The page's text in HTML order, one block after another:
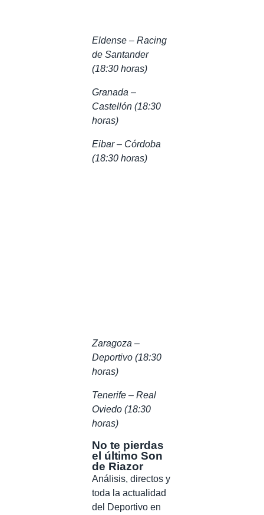
Eldense – Racing
de Santander
(18:30 horas)
Granada –
Castellón (18:30
horas)
Eibar – Córdoba
(18:30 horas)
Zaragoza –
Deportivo (18:30
horas)
Tenerife – Real
Oviedo (18:30
horas)
No te pierdas
el último Son
de Riazor
Análisis, directos y
toda la actualidad
del Deportivo en